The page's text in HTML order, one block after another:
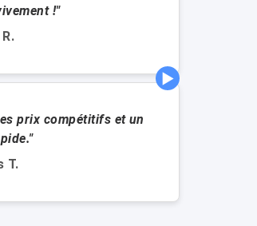
!"
prix compétitifs et un
T.
▶